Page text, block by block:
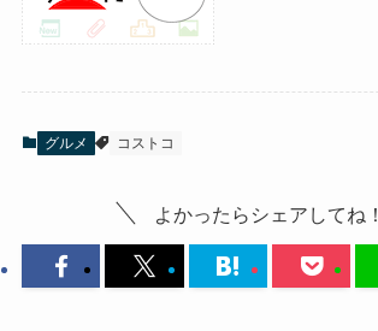
グルメ コストコ
よかったらシェアしてね！